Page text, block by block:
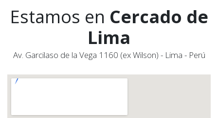
Estamos en Cercado de
Lima
Av. Garcilaso de la Vega 1160 (ex Wilson) - Lima - Perú